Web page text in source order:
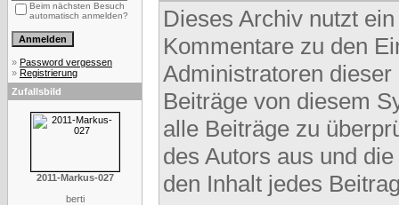
Beim nächsten Besuch
automatisch anmelden?
» Password vergessen
» Registrierung
Zufallsbild
2011-Markus-027
berti
Dieses Archiv nutzt
Kommentare zu den
Administratoren
Beiträge von diesem
alle Beiträge zu
des Autors aus und
den Inhalt jedes